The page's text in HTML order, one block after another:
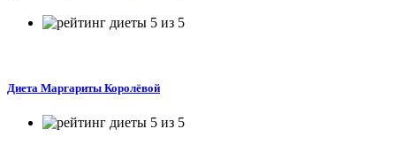
Диета Маргариты Королёвой